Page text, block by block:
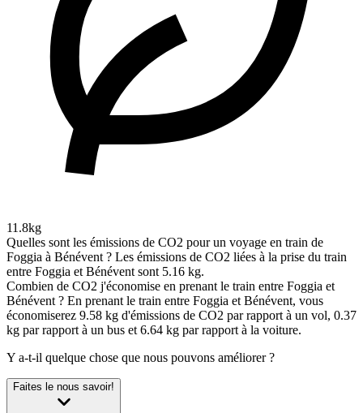
11.8kg
Quelles sont les émissions de CO2 pour un voyage en train de
Foggia à Bénévent ? Les émissions de CO2 liées à la prise du train
entre Foggia et Bénévent sont 5.16 kg.
Combien de CO2 j'économise en prenant le train entre Foggia et
Bénévent ? En prenant le train entre Foggia et Bénévent, vous
économiserez 9.58 kg d'émissions de CO2 par rapport à un vol, 0.37
kg par rapport à un bus et 6.64 kg par rapport à la voiture.
Y a-t-il quelque chose que nous pouvons améliorer ?
Faites le nous savoir!